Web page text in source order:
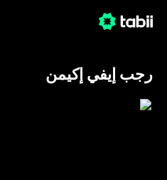
رجب إيفي إكيمن